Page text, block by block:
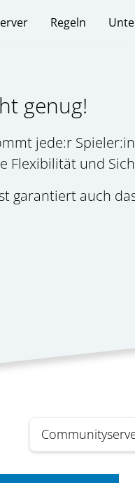
Regeln
genug!
jede:r
Flexibilität und
garantiert auch